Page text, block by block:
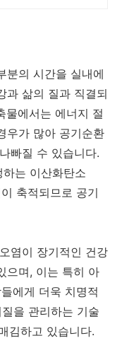
분의 시간을 실내에
과 삶의 질과 직결되
물에서는 에너지 절
우가 많아 공기순환
빠질 수 있습니다.
는 이산화탄소
축적되므로 공기
염이 장기적인 건강
으며, 이는 특히 아
에게 더욱 치명적
을 관리하는 기술
김하고 있습니다.